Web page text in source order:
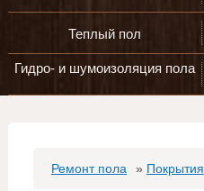
Теплый пол
Гидро- и шумоизоляция пола
Ремонт пола » Покрытия